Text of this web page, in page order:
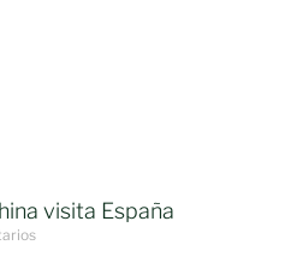
visita España